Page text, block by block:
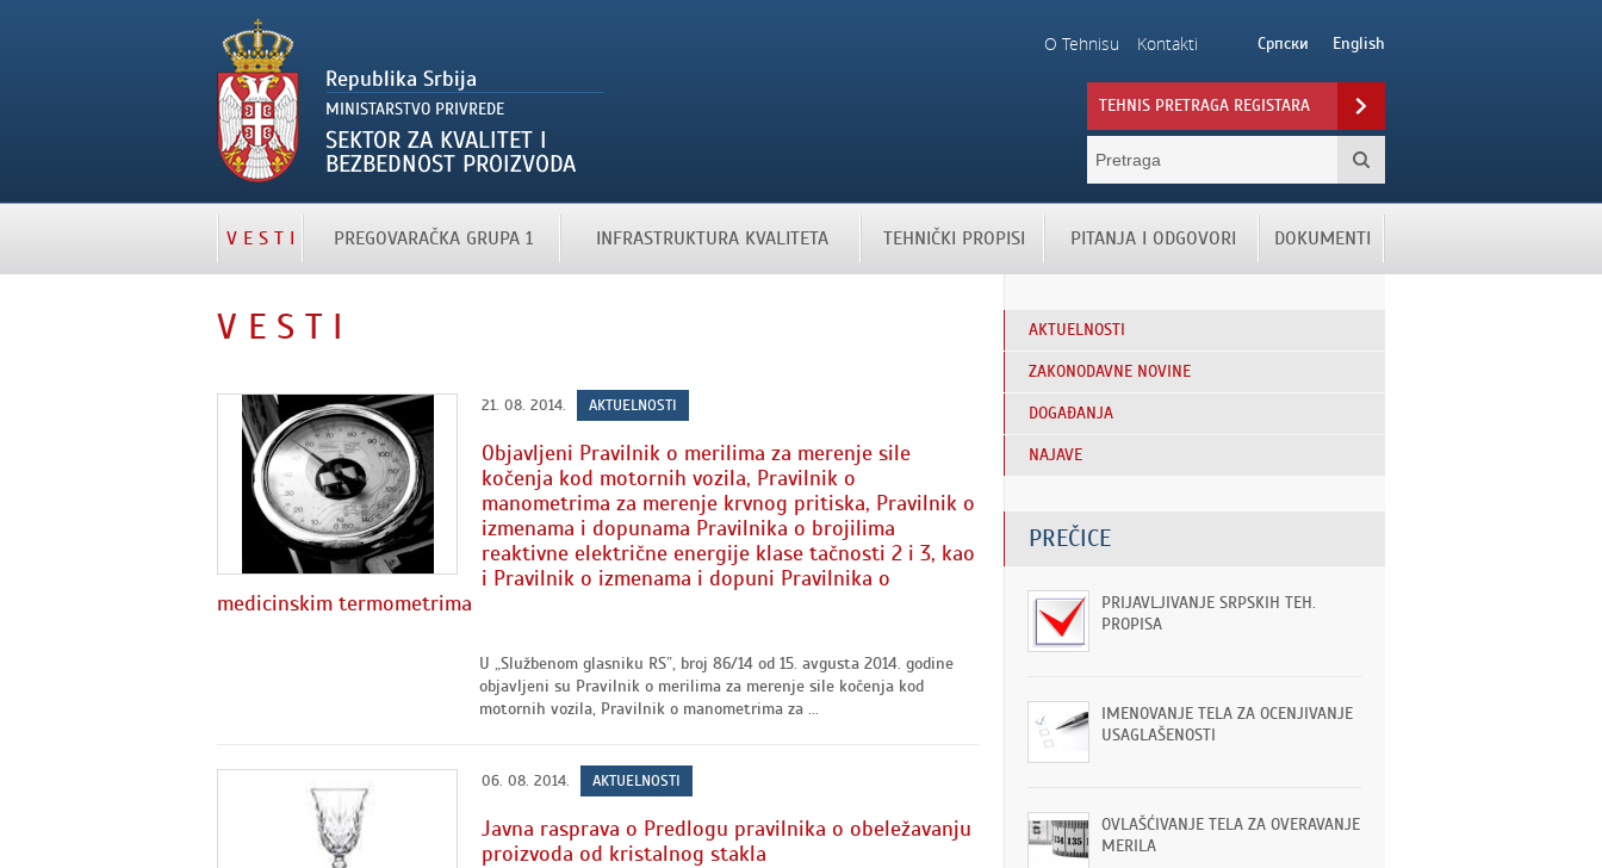
Српски English
O Tehnisu Kontakti
TEHNIS PRETRAGA REGISTARA
V E S T I PREGOVARAČKA GRUPA 1 INFRASTRUKTURA KVALITETA TEHNIČKI PROPISI PITANJA I ODGOVORI DOKUMENTI
V E S T I
21. 08. 2014. AKTUELNOSTI
Objavljeni Pravilnik o merilima za merenje sile
kočenja kod motornih vozila, Pravilnik o
manometrima za merenje krvnog pritiska, Pravilnik o
izmenama i dopunama Pravilnika o brojilima
reaktivne električne energije klase tačnosti 2 i 3, kao
i Pravilnik o izmenama i dopuni Pravilnika o
medicinskim termometrima
U „Službenom glasniku RS”, broj 86/14 od 15. avgusta 2014. godine
objavljeni su Pravilnik o merilima za merenje sile kočenja kod
motornih vozila, Pravilnik o manometrima za ...
06. 08. 2014. AKTUELNOSTI
Javna rasprava o Predlogu pravilnika o obeležavanju
proizvoda od kristalnog stakla
AKTUELNOSTI
ZAKONODAVNE NOVINE
DOGAĐANJA
NAJAVE
PREČICE
PRIJAVLJIVANJE SRPSKIH TEH.
PROPISA
IMENOVANJE TELA ZA OCENJIVANJE
USAGLAŠENOSTI
OVLAŠĆIVANJE TELA ZA OVERAVANJE
MERILA